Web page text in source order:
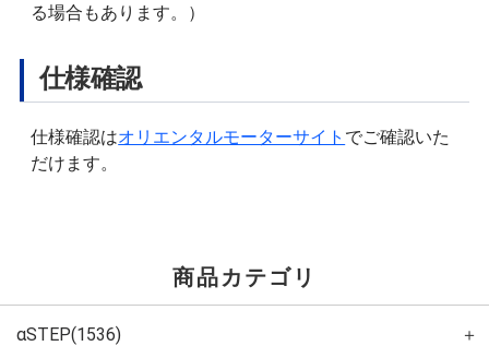
る場合もあります。）
仕様確認
仕様確認はオリエンタルモーターサイト でご確認いた
だけます。
商品カテゴリ
αSTEP(1536) ＋